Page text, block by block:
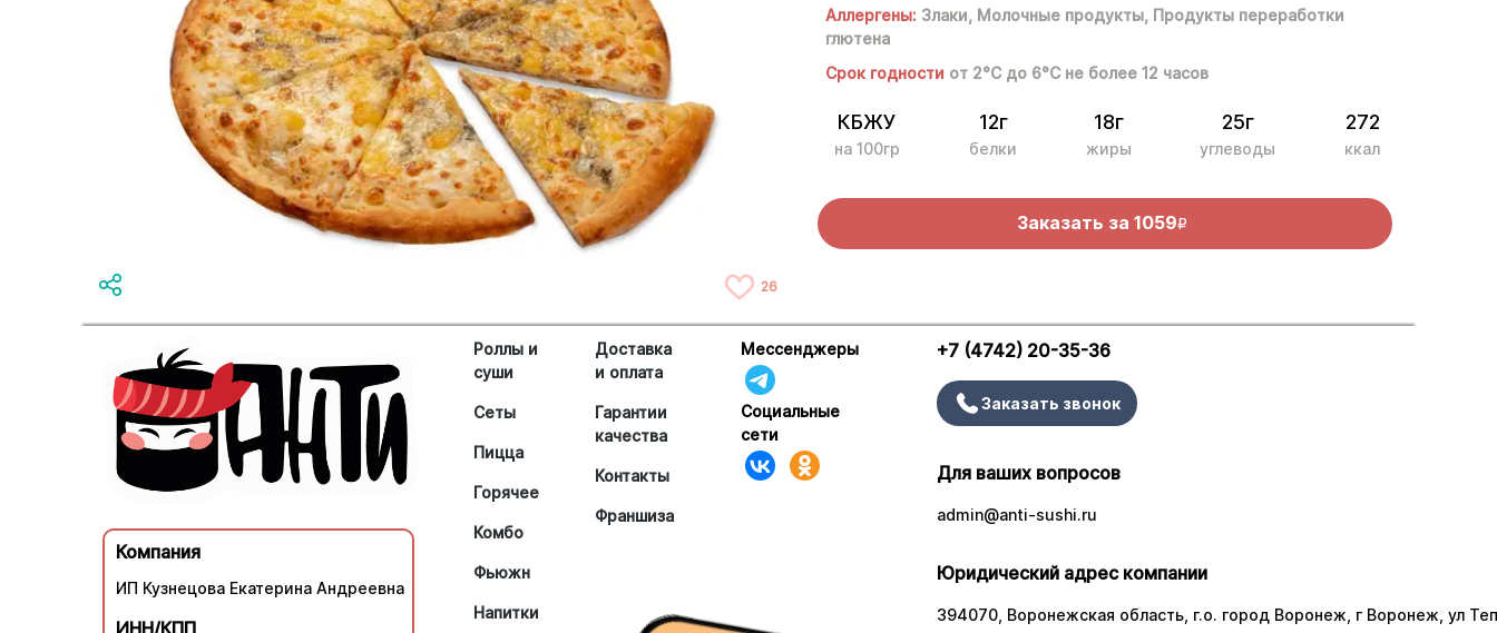
26
Аллергены: Злаки, Молочные продукты, Продукты переработки
глютена
Срок годности от 2°С до 6°С не более 12 часов
КБЖУ
на 100гр
12г
белки
18г
жиры
25г
углеводы
272
ккал
Заказать за 1059R
Компания
ИП Кузнецова Екатерина Андреевна
Роллы и
суши
Сеты
Пицца
Горячее
Комбо
Фьюжн
Напитки
Доставка
и оплата
Гарантии
качества
Контакты
Франшиза
Мессенджеры
Социальные
сети
+7 (4742) 20-35-36
Заказать звонок
Для ваших вопросов
admin@anti-sushi.ru
Юридический адрес компании
394070, Воронежская область, г.о. город Воронеж, г Воронеж, ул